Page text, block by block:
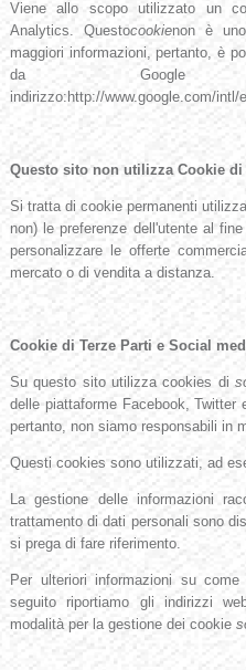
Viene allo scopo utilizzato un
Analytics. Questocookienon è
maggiori informazioni, pertanto, è
da Google
indirizzo:http://www.google.com/
Questo sito non utilizza Cookie
Si tratta di cookie permanenti
non) le preferenze dell'utente al
personalizzare le offerte
mercato o di vendita a distanza.
Cookie di Terze Parti e Social
Su questo sito utilizza cookies di
delle piattaforme Facebook,
pertanto, non siamo responsabili in
Questi cookies sono utilizzati, ad
La gestione delle informazioni
trattamento di dati personali sono
si prega di fare riferimento.
Per ulteriori informazioni su
seguito riportiamo gli indirizzi
modalità per la gestione dei cookie